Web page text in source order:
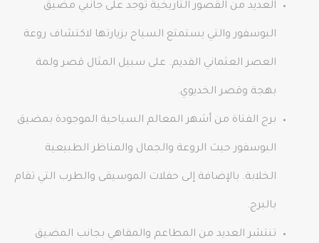
العديد من القصور التاريخية توجد على جانبي مضيق
البوسفور والتي يستمتع السياح بزيارتها لاكتشاف روعة
العصر العثماني القديم. على سبيل المثال قصر ولمة
بهجة وقصر الخديوي.
برج الفتاة من أشهر المعالم السياحية الموجودة بمضيق
البوسفور حيث الروعة والجمال والمناظر الطبيعية
الخلابة. بالإضافة إلى حفلات الموسيقى والطرب التي تقام
بالبرج.
تنتشر العديد من المطاعم والمقاهي بجانب المضيق